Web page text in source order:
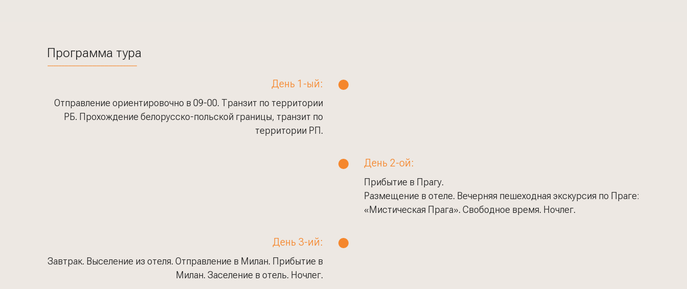
Программа тура
День 1-ый:
Отправление ориентировочно в 09-00. Транзит по территории
РБ. Прохождение белорусско-польской границы, транзит по
территории РП.
День 2-ой:
Прибытие в Прагу.
Размещение в отеле. Вечерняя пешеходная экскурсия по Праге:
«Мистическая Прага». Свободное время. Ночлег.
День 3-ий:
Завтрак. Выселение из отеля. Отправление в Милан. Прибытие в
Милан. Заселение в отель. Ночлег.